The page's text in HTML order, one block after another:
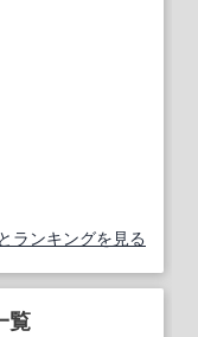
ランキングを見る
覧